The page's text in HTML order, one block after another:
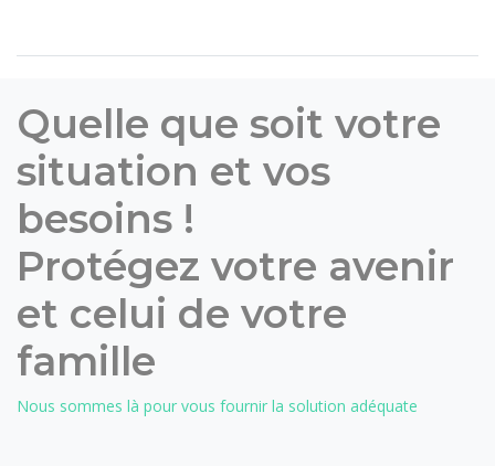
Quelle que soit votre
situation et vos
besoins !
Protégez votre avenir
et celui de votre
famille
Nous sommes là pour vous fournir la solution adéquate